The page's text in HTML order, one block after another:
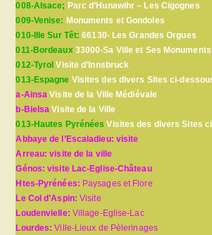
008-Alsace; Parc d’Hunawihr – Les Cigognes
009-Venise: Monuments et Gondoles
010-Ille Sur Têt:66130- Les Grandes Orgues
011-Bordeaux33000-Sa Ville et Ses Monuments
012-Tyrol Visite d’Innsbruck
013-Espagne Visites des divers Sites ci-
a-Ainsa Visite de la Ville Médiévale
b-Bielsa Visite de la Ville
013-Hautes Pyrénées Visites des divers Sites
Abbaye de l’Escaladieu: visite
Arreau: visite de la ville
Génos: visite Lac-Eglise-Château
Htes-Pyrénées: Paysages et Flore
Le Col d’Aspin:Visite
Loudenvielle: Village-Eglise-Lac
Lourdes:Ville-Lieux de Pèlerinages